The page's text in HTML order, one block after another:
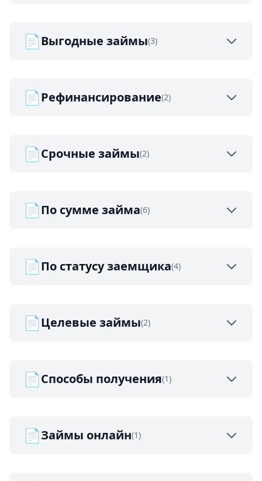
📄Выгодные займы(3)
📄Рефинансирование(2)
📄Срочные займы(2)
📄По сумме займа(6)
📄По статусу заемщика(4)
📄Целевые займы(2)
📄Способы получения(1)
📄Займы онлайн(1)